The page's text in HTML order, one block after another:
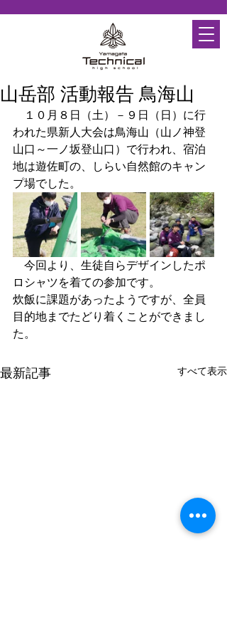
山岳部 活動報告 鳥海山
１０月８日（土）－９日（日）に行
われた県新人大会は鳥海山（山ノ神登
山口～一ノ坂登山口）で行われ、宿泊
地は遊佐町の、しらい自然館のキャン
プ場でした。
今回より、生徒自らデザインしたポ
ロシャツを着ての参加です。
炊飯に課題があったようですが、全員
目的地までたどり着くことができまし
た。
最新記事 すべて表示